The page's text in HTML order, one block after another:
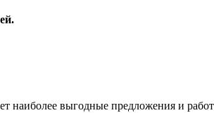
выгодные предложения и